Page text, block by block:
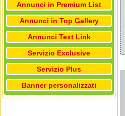
Annunci in Premium List
Annunci in Top Gallery
Annunci Text Link
Servizio Exclusive
Servizio Plus
Banner personalizzati